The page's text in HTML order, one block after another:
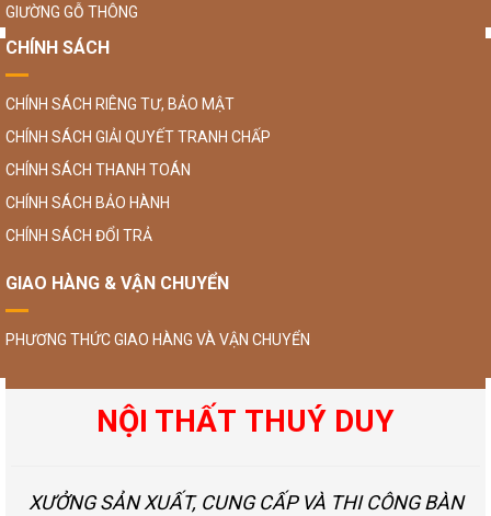
GIƯỜNG GỖ THÔNG
CHÍNH SÁCH
CHÍNH SÁCH RIÊNG TƯ, BẢO MẬT
CHÍNH SÁCH GIẢI QUYẾT TRANH CHẤP
CHÍNH SÁCH THANH TOÁN
CHÍNH SÁCH BẢO HÀNH
CHÍNH SÁCH ĐỔI TRẢ
GIAO HÀNG & VẬN CHUYỂN
PHƯƠNG THỨC GIAO HÀNG VÀ VẬN CHUYỂN
NỘI THẤT THUÝ DUY
XƯỞNG SẢN XUẤT, CUNG CẤP VÀ THI CÔNG BÀN